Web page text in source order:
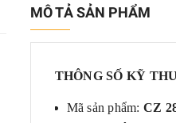
MÔ TẢ SẢN PHẨM
THÔNG SỐ KỸ
Mã sản phẩm: CZ
12.800.000₫
Tủ sấy tiệt trùng
5.550.000₫